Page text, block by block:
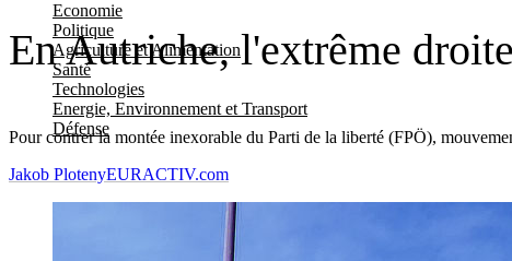
Economie
Politique
Agriculture et Alimentation
Santé
Technologies
Energie, Environnement et Transport
Défense
En Autriche, l'extrême
Pour contrer la montée inexorable du Parti de la liberté (FPÖ),
Jakob PlotenyEURACTIV.com